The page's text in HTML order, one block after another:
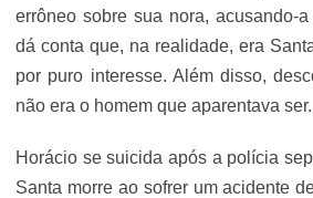
errôneo sobre sua nora, acusando-
dá conta que, na realidade, era
por puro interesse. Além disso,
não era o homem que aparentava ser.
Horácio se suicida após a polícia
Santa morre ao sofrer um acidente